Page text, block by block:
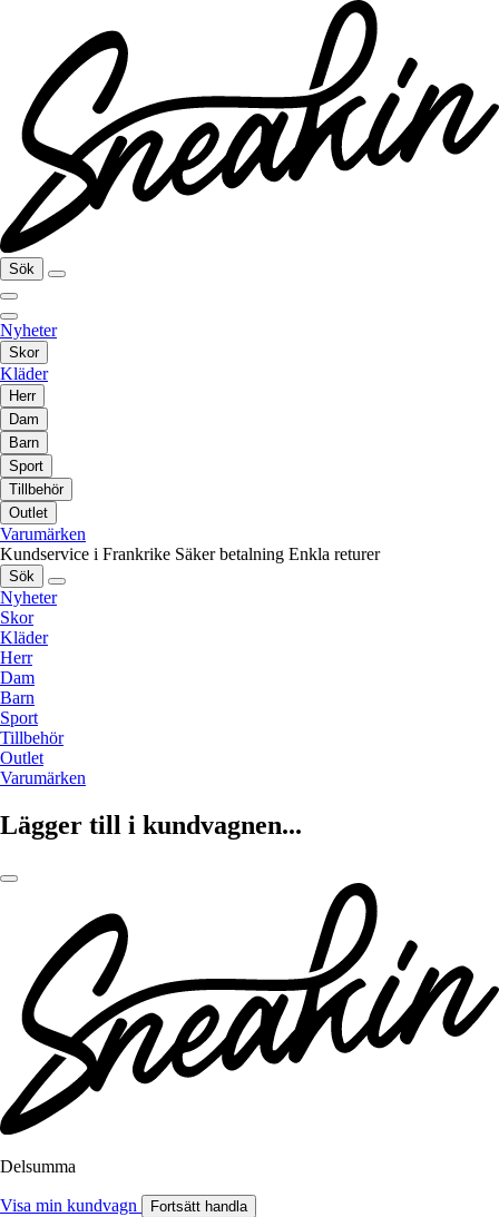
Sök
Nyheter
Skor
Kläder
Herr
Dam
Barn
Sport
Tillbehör
Outlet
Varumärken
Kundservice i Frankrike Säker betalning Enkla returer
Sök
Nyheter
Skor
Kläder
Herr
Dam
Barn
Sport
Tillbehör
Outlet
Varumärken
Lägger till i kundvagnen...
Delsumma
Visa min kundvagn Fortsätt handla